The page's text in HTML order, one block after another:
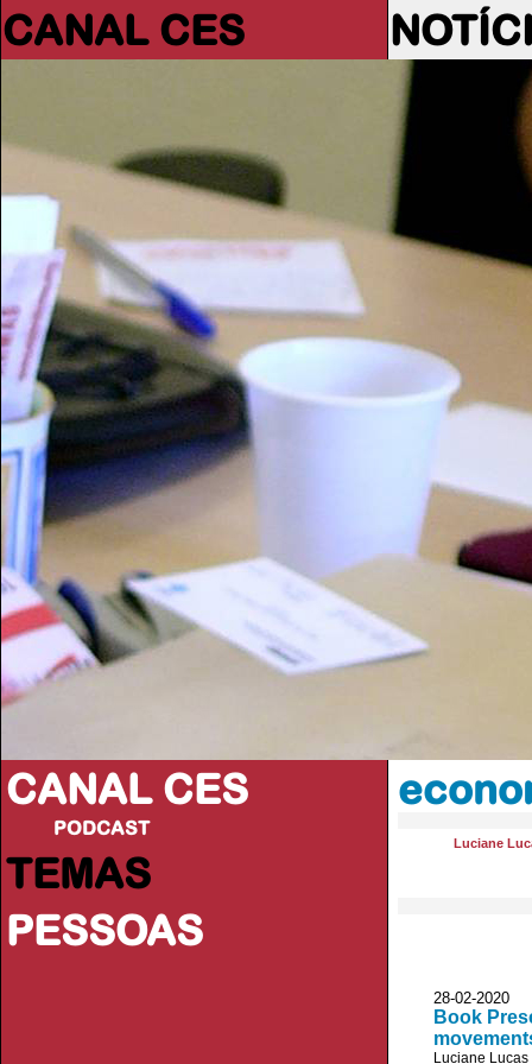
CANAL CES
CANAL CES
PODCAST
TEMAS
PESSOAS
Luciane
28-02-
Book
Luciane